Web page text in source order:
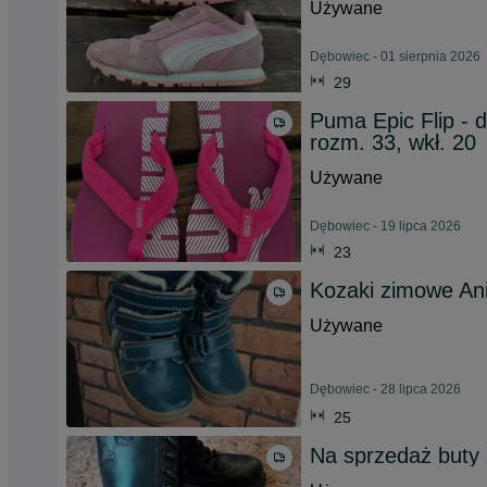
Używane
Dębowiec - 01 sierpnia 2026
29
Puma Epic Flip -
rozm. 33, wkł. 20
Używane
Dębowiec - 19 lipca 2026
23
Kozaki zimowe
Używane
Dębowiec - 28 lipca 2026
25
Na sprzedaż